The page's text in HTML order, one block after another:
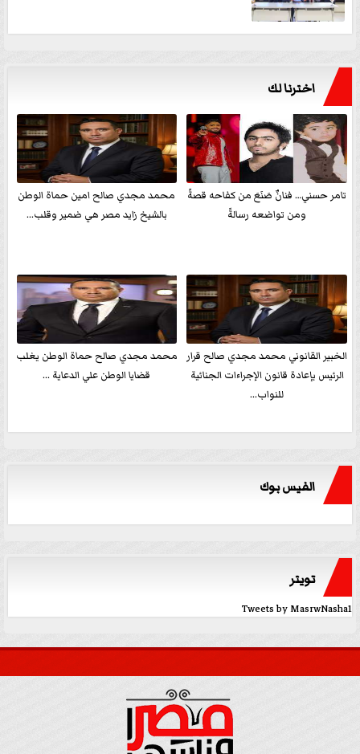
اخترنا لك
تامر حسني… فنانٌ صَنَعَ من كفاحه قصةً
ومن تواضعه رسالةً
محمد مجدي صالح امين حماة الوطن
بالشيخ زايد مصر هي ضمير وقلب...
الخبير القانوني محمد مجدي صالح قرار
الرئيس بإعادة قانون الإجراءات الجنائية
للنواب...
محمد مجدي صالح حماة الوطن يغلب
قضايا الوطن علي الدعاية ...
الفيس بوك
تويتر
Tweets by MasrwNasha1